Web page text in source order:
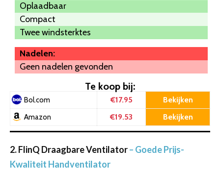
Oplaadbaar
Compact
Twee windsterktes
Nadelen:
Geen nadelen gevonden
Te koop bij:
Bol.com €17.95 Bekijken
Amazon €19.53 Bekijken
2. FlinQ Draagbare Ventilator– Goede Prijs-
Kwaliteit Handventilator